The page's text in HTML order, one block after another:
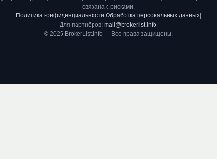
связана с рисками.
Политика конфиденциальности Обработка персональных данных
Для партнёров: mail@brokerlist.info|
© 2025 BrokerList.info — Все права защищены.